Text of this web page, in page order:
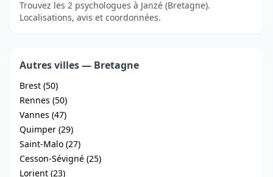
Trouvez les 2 psychologues à Janzé (Bretagne).
Localisations, avis et coordonnées.
Autres villes — Bretagne
Brest (50)
Rennes (50)
Vannes (47)
Quimper (29)
Saint-Malo (27)
Cesson-Sévigné (25)
Lorient (23)